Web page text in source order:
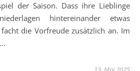
der Saison. Dass ihre Lieblinge
hintereinander etwas
die Vorfreude zusätzlich an. Im